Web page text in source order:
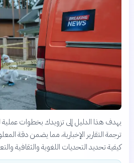
يهدف هذا الدليل إلى تزويدك بخطوات عملية
ترجمة التقارير الإخبارية، مما يضمن دقة
كيفية تحديد التحديات اللغوية والثقافية